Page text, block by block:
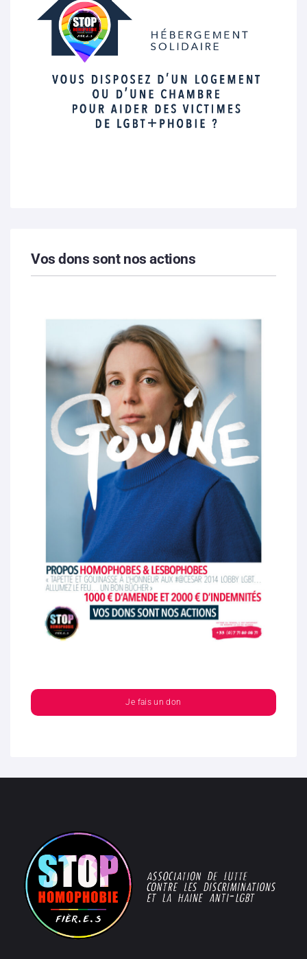
Vos dons sont nos actions
Je fais un don